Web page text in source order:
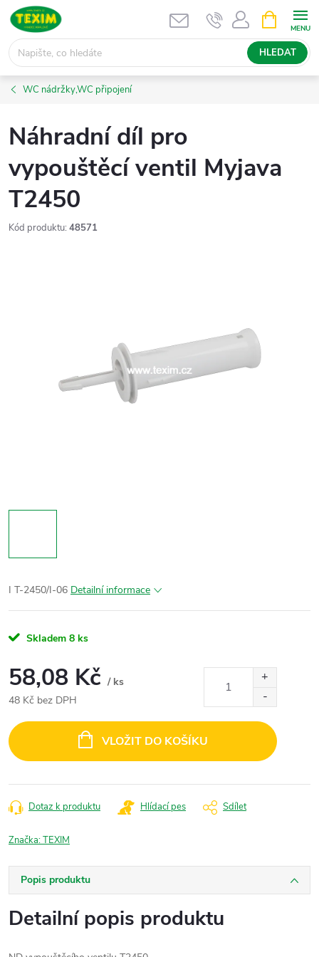
Přejít
obsah
HLEDAT
NÁKUPNÍ
KOŠÍK
WC nádržky,WC připojení
Náhradní díl pro
vypouštěcí ventil Myjava
T2450
Kód produktu: 48571
I T-2450/I-06 Detailní informace
Skladem 8 ks
58,08 Kč / ks
48 Kč bez DPH
cena:
VLOŽIT DO KOŠÍKU
Dotaz k produktu Hlídací pes Sdílet
Značka:TEXIM
Popis produktu
Detailní popis produktu